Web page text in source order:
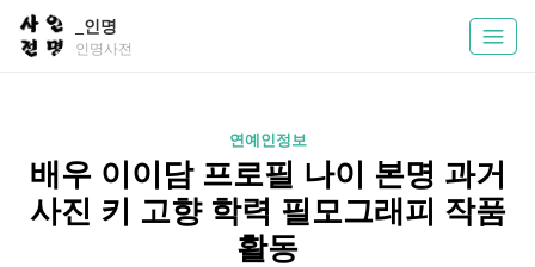
_인명
인명사전
연예인정보
배우 이이담 프로필 나이 본명 과거
사진 키 고향 학력 필모그래피 작품
활동